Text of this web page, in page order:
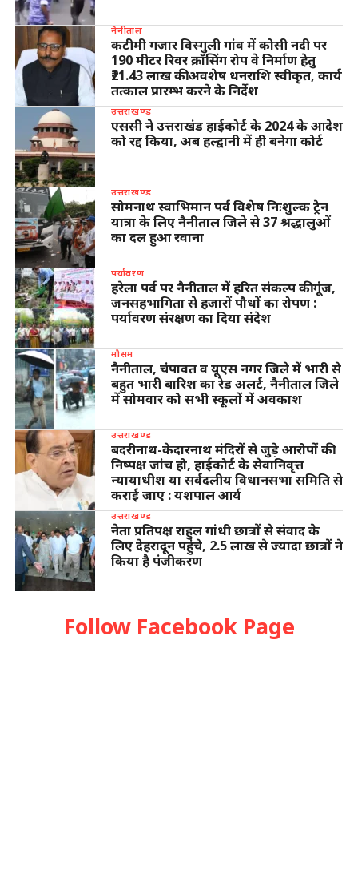
नैनीताल
कटीमी गजार विस्गुली गांव में कोसी नदी पर
190 मीटर रिवर क्रॉसिंग रोप वे निर्माण हेतु
₹21.43 लाख की अवशेष धनराशि स्वीकृत, कार्य
तत्काल प्रारम्भ करने के निर्देश
उत्तराखण्ड
एससी ने उत्तराखंड हाईकोर्ट के 2024 के आदेश
को रद्द किया, अब हल्द्वानी में ही बनेगा कोर्ट
उत्तराखण्ड
सोमनाथ स्वाभिमान पर्व विशेष निःशुल्क ट्रेन
यात्रा के लिए नैनीताल जिले से 37 श्रद्धालुओं
का दल हुआ रवाना
पर्यावरण
हरेला पर्व पर नैनीताल में हरित संकल्प की गूंज,
जनसहभागिता से हजारों पौधों का रोपण :
पर्यावरण संरक्षण का दिया संदेश
मौसम
नैनीताल, चंपावत व यूएस नगर जिले में भारी से
बहुत भारी बारिश का रेड अलर्ट, नैनीताल जिले
में सोमवार को सभी स्कूलों में अवकाश
उत्तराखण्ड
बदरीनाथ-केदारनाथ मंदिरों से जुड़े आरोपों की
निष्पक्ष जांच हो, हाईकोर्ट के सेवानिवृत्त
न्यायाधीश या सर्वदलीय विधानसभा समिति से
कराई जाए : यशपाल आर्य
उत्तराखण्ड
नेता प्रतिपक्ष राहुल गांधी छात्रों से संवाद के
लिए देहरादून पहुंचे, 2.5 लाख से ज्यादा छात्रों ने
किया है पंजीकरण
Follow Facebook Page